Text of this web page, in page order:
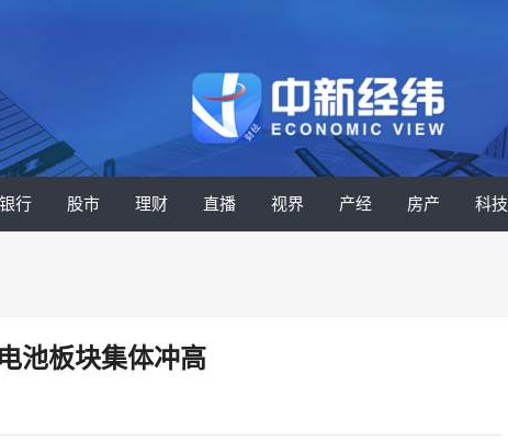
银行 股市 理财 直播 视界 产经 房产 科技
池板块集体冲高